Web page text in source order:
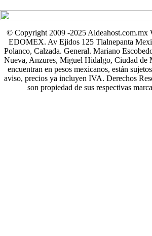
© Copyright 2009 -2025 Aldeahost.com.mx
EDOMEX. Av Ejidos 125 Tlalnepanta
Polanco, Calzada. General. Mariano
Nueva, Anzures, Miguel Hidalgo, Ciudad de
encuentran en pesos mexicanos, están
aviso, precios ya incluyen IVA. Derechos
son propiedad de sus respectivas